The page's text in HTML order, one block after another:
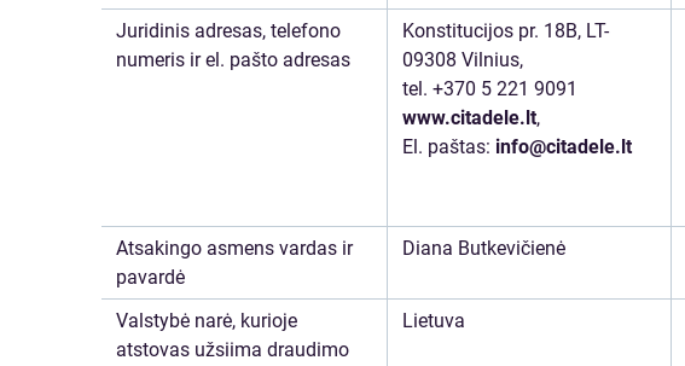
Juridinis adresas, telefono
numeris ir el. pašto adresas
Konstitucijos pr. 18B, LT-
09308 Vilnius,
tel. +370 5 221 9091
www.citadele.lt,
El. paštas: info@citadele.lt
Atsakingo asmens vardas ir
pavardė
Diana Butkevičienė
Valstybė narė, kurioje
atstovas užsiima draudimo
Lietuva